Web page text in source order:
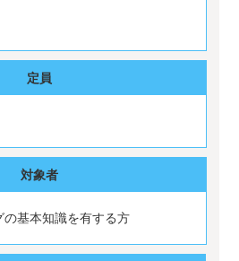
定員
対象者
基本知識を有する方